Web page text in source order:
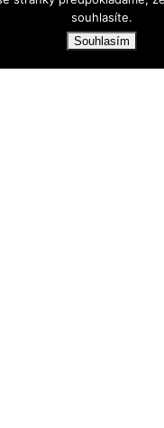
- PARTNERSKÁ
VÝDĚLEK NA
souhlasíte.
Souhlasím